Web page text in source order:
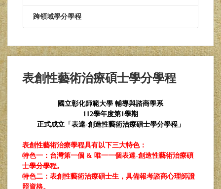
跨領域學分學程
表創性藝術治療碩士學分學程
國立彰化師範大學 輔導與諮商學系
112學年度第1學期
正式成立「表達-創造性藝術治療碩士學分學程」
表創性藝術治療學程具有以下三大特色：
特色一：台灣第一個 & 唯一一個表達-創造性藝術治療碩
士學分學程。
特色二：表創性藝術治療碩士生，具備報考諮商心理師證
照資格。